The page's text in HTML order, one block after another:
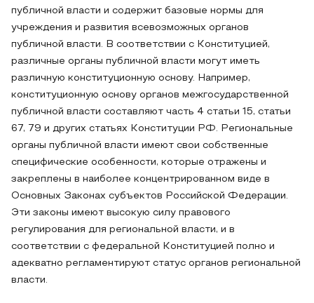
публичной власти и содержит базовые нормы для
учреждения и развития всевозможных органов
публичной власти. В соответствии с Конституцией,
различные органы публичной власти могут иметь
различную конституционную основу. Например,
конституционную основу органов межгосударственной
публичной власти составляют часть 4 статьи 15, статьи
67, 79 и других статьях Конституции РФ. Региональные
органы публичной власти имеют свои собственные
специфические особенности, которые отражены и
закреплены в наиболее концентрированном виде в
Основных Законах субъектов Российской Федерации.
Эти законы имеют высокую силу правового
регулирования для региональной власти, и в
соответствии с федеральной Конституцией полно и
адекватно регламентируют статус органов региональной
власти.